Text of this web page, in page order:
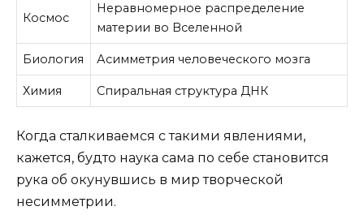
Космос
Неравномерное распределение
материи во Вселенной
Биология Асимметрия человеческого мозга
Химия Спиральная структура ДНК
Когда сталкиваемся с такими явлениями,
кажется, будто наука сама по себе становится
рука об окунувшись в мир творческой
несимметрии.